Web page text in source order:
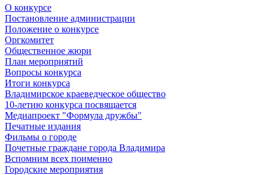
О конкурсе
Постановление администрации
Положение о конкурсе
Оргкомитет
Общественное жюри
План мероприятий
Вопросы конкурса
Итоги конкурса
Владимирское краеведческое общество
10-летию конкурса посвящается
Медиапроект "Формула дружбы"
Печатные издания
Фильмы о городе
Почетные граждане города Владимира
Вспомним всех поименно
Городские мероприятия